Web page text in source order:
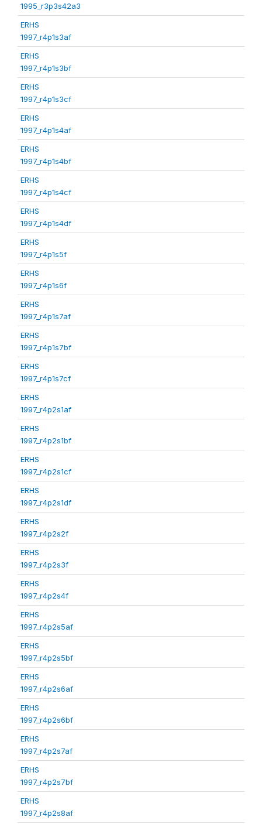
1995_r3p3s42a3
ERHS
1997_r4p1s3af
ERHS
1997_r4p1s3bf
ERHS
1997_r4p1s3cf
ERHS
1997_r4p1s4af
ERHS
1997_r4p1s4bf
ERHS
1997_r4p1s4cf
ERHS
1997_r4p1s4df
ERHS
1997_r4p1s5f
ERHS
1997_r4p1s6f
ERHS
1997_r4p1s7af
ERHS
1997_r4p1s7bf
ERHS
1997_r4p1s7cf
ERHS
1997_r4p2s1af
ERHS
1997_r4p2s1bf
ERHS
1997_r4p2s1cf
ERHS
1997_r4p2s1df
ERHS
1997_r4p2s2f
ERHS
1997_r4p2s3f
ERHS
1997_r4p2s4f
ERHS
1997_r4p2s5af
ERHS
1997_r4p2s5bf
ERHS
1997_r4p2s6af
ERHS
1997_r4p2s6bf
ERHS
1997_r4p2s7af
ERHS
1997_r4p2s7bf
ERHS
1997_r4p2s8af